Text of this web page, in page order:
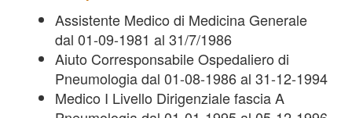
Assistente Medico di Medicina Generale
dal 01-09-1981 al 31/7/1986
Aiuto Corresponsabile Ospedaliero di
Pneumologia dal 01-08-1986 al 31-12-1994
Medico I Livello Dirigenziale fascia A